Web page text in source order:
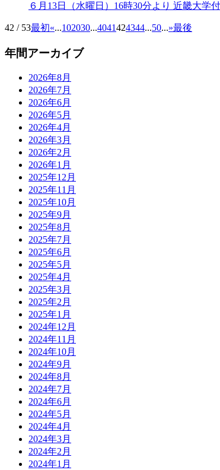
６月13日（水曜日）16時30分より 近畿大
42 / 53最初«...102030...4041424344...50...»最後
年間アーカイブ
2026年8月
2026年7月
2026年6月
2026年5月
2026年4月
2026年3月
2026年2月
2026年1月
2025年12月
2025年11月
2025年10月
2025年9月
2025年8月
2025年7月
2025年6月
2025年5月
2025年4月
2025年3月
2025年2月
2025年1月
2024年12月
2024年11月
2024年10月
2024年9月
2024年8月
2024年7月
2024年6月
2024年5月
2024年4月
2024年3月
2024年2月
2024年1月